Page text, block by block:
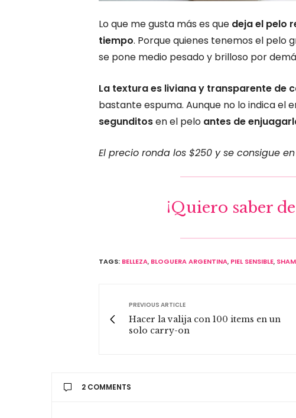
Lo que me gusta más es que deja el pelo
tiempo. Porque quienes tenemos el pelo
se pone medio pesado y brilloso por
La textura es liviana y transparente de
bastante espuma. Aunque no lo indica el
segunditosen el pelo antes de
El precio ronda los $250 y se consigue
¡Quiero saber
TAGS: BELLEZA, BLOGUERA ARGENTINA, PIEL SENSIBLE,
PREVIOUS ARTICLE
Hacer la valija con 100 items en un
solo carry-on
2 COMMENTS